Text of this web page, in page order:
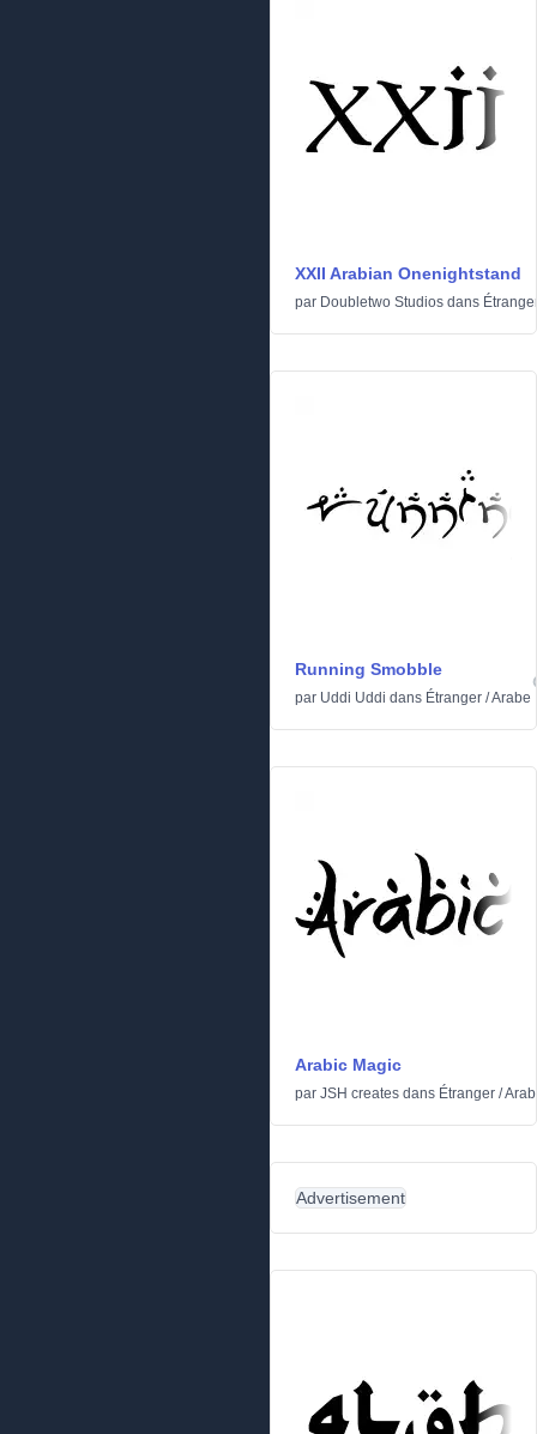
XXII Arabian Onenightstand
par Doubletwo Studios dans
Running Smobble
par Uddi Uddi dans Étranger /Arabe
Arabic Magic
par JSH creates dans Étranger /
Advertisement